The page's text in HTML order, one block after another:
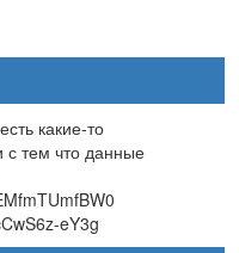
какие-то
с тем что данные
eY3g